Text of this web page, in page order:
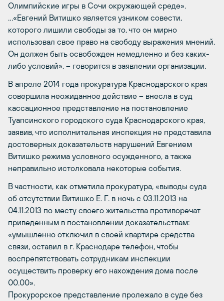
Олимпийские игры в Сочи окружающей среде».
…«Евгений Витишко является узником совести,
которого лишили свободы за то, что он мирно
использовал свое право на свободу выражения мнений.
Он должен быть освобожден немедленно и без каких-
либо условий», – говорится в заявлении организации.
В апреле 2014 года прокуратура Краснодарского края
совершила неожиданное действие – внесла в суд
кассационное представление на постановление
Туапсинского городского суда Краснодарского края,
заявив, что исполнительная инспекция не представила
достоверных доказательств нарушений Евгением
Витишко режима условного осужденного, а также
неправильно истолковала некоторые события.
В частности, как отметила прокуратура, «выводы суда
об отсутствии Витишко Е. Г. в ночь с 03.11.2013 на
04.11.2013 по месту своего жительства противоречат
приведенным в постановлении доказательствам:
«умышленно отключил в своей квартире средства
связи, оставил в г. Краснодаре телефон, чтобы
воспрепятствовать сотрудникам инспекции
осуществить проверку его нахождения дома после
00.00».
Прокурорское представление пролежало в суде без